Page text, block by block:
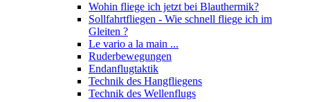
Wohin fliege ich jetzt bei Blauthermik?
Sollfahrtfliegen - Wie schnell fliege ich im
Gleiten ?
Le vario a la main ...
Ruderbewegungen
Endanflugtaktik
Technik des Hangfliegens
Technik des Wellenflugs